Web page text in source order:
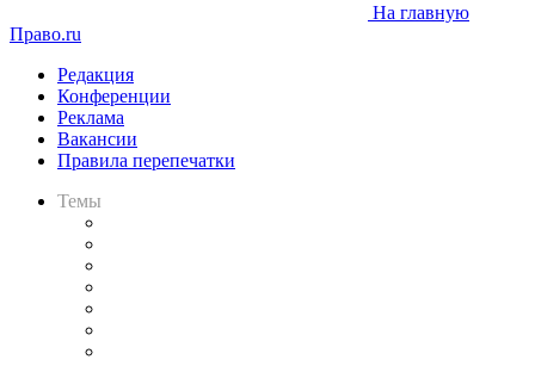
На главную
Право.ru
Редакция
Конференции
Реклама
Вакансии
Правила перепечатки
Темы